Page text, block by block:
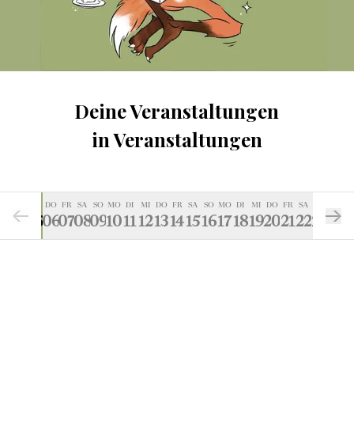
Deine Veranstaltungen
inVeranstaltungen
0405
DO
06
FR
07
SA
08
SO
09
MO
10
DI
11
MI
12
DO
13
FR
14
SA
15
SO
16
MO
17
DI
18
MI
19
DO
20
FR
21
SA
222324